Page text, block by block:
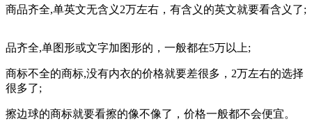
商品齐全,单英文无含义2万左右，有含义的英文就要看含义了;
品齐全,单图形或文字加图形的，一般都在5万以上;
商标不全的商标,没有内衣的价格就要差很多，2万左右的选择
很多了;
擦边球的商标就要看擦的像不像了，价格一般都不会便宜。